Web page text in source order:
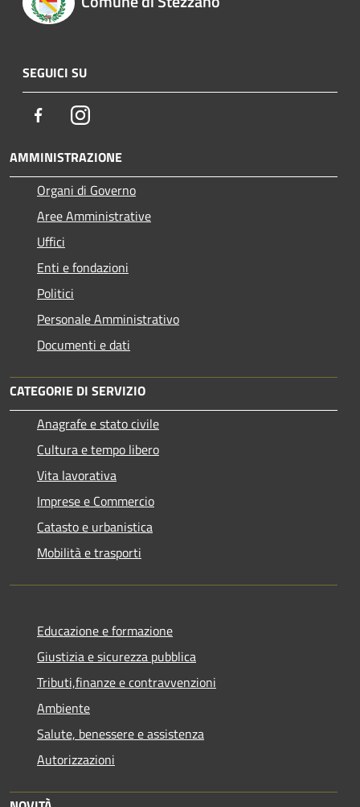
SEGUICI SU
FacebookInstagram
AMMINISTRAZIONE
Organi di Governo
Aree Amministrative
Uffici
Enti e fondazioni
Politici
Personale Amministrativo
Documenti e dati
CATEGORIE DI SERVIZIO
Anagrafe e stato civile
Cultura e tempo libero
Vita lavorativa
Imprese e Commercio
Catasto e urbanistica
Mobilità e trasporti
Educazione e formazione
Giustizia e sicurezza pubblica
Tributi,finanze e contravvenzioni
Ambiente
Salute, benessere e assistenza
Autorizzazioni